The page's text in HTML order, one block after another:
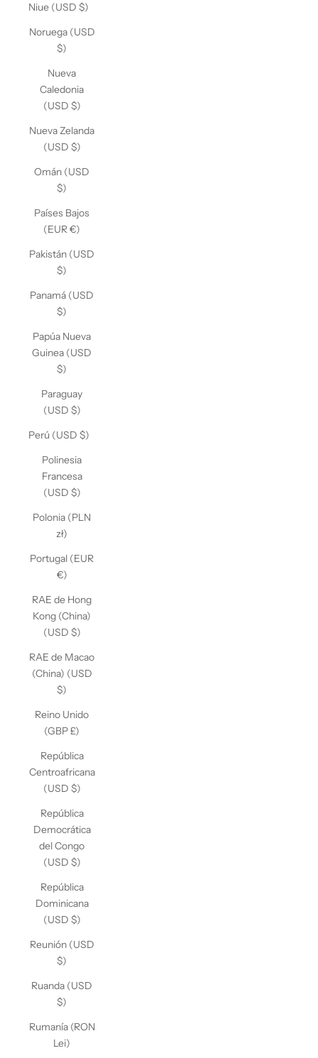
Niue (USD $)
Noruega (USD
$)
Nueva
Caledonia
(USD $)
Nueva Zelanda
(USD $)
Omán (USD
$)
Países Bajos
(EUR €)
Pakistán (USD
$)
Panamá (USD
$)
Papúa Nueva
Guinea (USD
$)
Paraguay
(USD $)
Perú (USD $)
Polinesia
Francesa
(USD $)
Polonia (PLN
zł)
Portugal (EUR
€)
RAE de Hong
Kong (China)
(USD $)
RAE de Macao
(China) (USD
$)
Reino Unido
(GBP £)
República
Centroafricana
(USD $)
República
Democrática
del Congo
(USD $)
República
Dominicana
(USD $)
Reunión (USD
$)
Ruanda (USD
$)
Rumanía (RON
Lei)